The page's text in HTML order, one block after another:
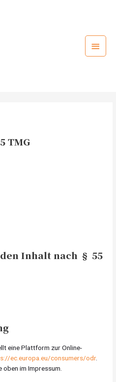
TMG
Inhalt nach § 55
eine Plattform zur Online-
ec.europa.eu/consumers/odr.
oben im Impressum.